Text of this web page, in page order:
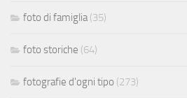
foto di famiglia(35)
foto storiche (64)
fotografie d'ogni tipo (273)